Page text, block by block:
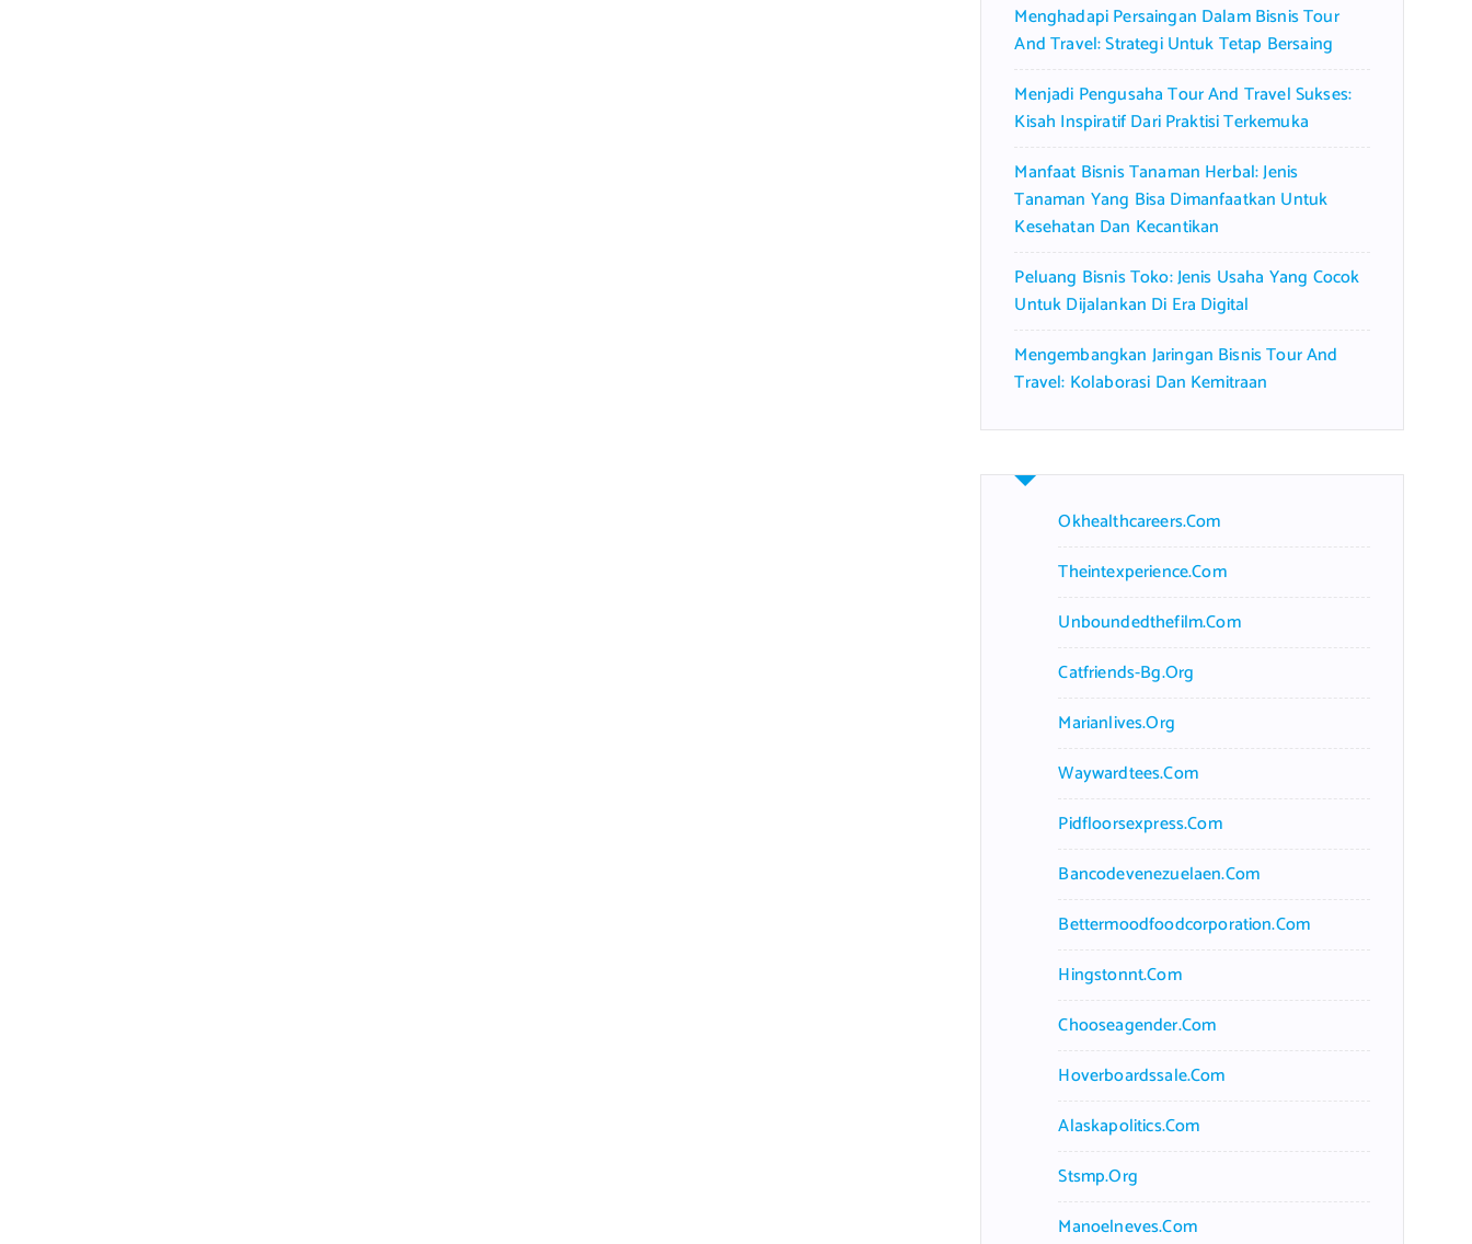
:Menghadapi Persaingan Dalam Bisnis Tour
And Travel: Strategi Untuk Tetap Bersaing
Menjadi Pengusaha Tour And Travel Sukses:
Kisah Inspiratif Dari Praktisi Terkemuka
Manfaat Bisnis Tanaman Herbal: Jenis
Tanaman Yang Bisa Dimanfaatkan Untuk
Kesehatan Dan Kecantikan
Peluang Bisnis Toko: Jenis Usaha Yang Cocok
Untuk Dijalankan Di Era Digital
Mengembangkan Jaringan Bisnis Tour And
Travel: Kolaborasi Dan Kemitraan
Okhealthcareers.com
Theintexperience.com
Unboundedthefilm.com
Catfriends-Bg.org
Marianlives.org
Waywardtees.com
Pidfloorsexpress.com
Bancodevenezuelaen.com
Bettermoodfoodcorporation.com
Hingstonnt.com
Chooseagender.com
Hoverboardssale.com
Alaskapolitics.com
Stsmp.org
Manoelneves.com